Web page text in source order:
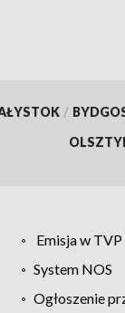
/
Emisja w TVP
System NOS
Ogłoszenie